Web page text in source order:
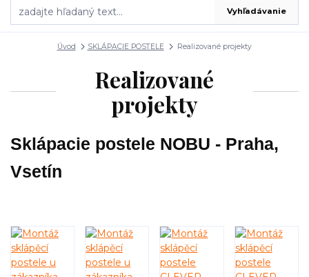
Vyhľadávanie
Úvod SKLÁPACIE POSTELE Realizované projekty
Realizované
projekty
Sklápacie postele NOBU - Praha,
Vsetín